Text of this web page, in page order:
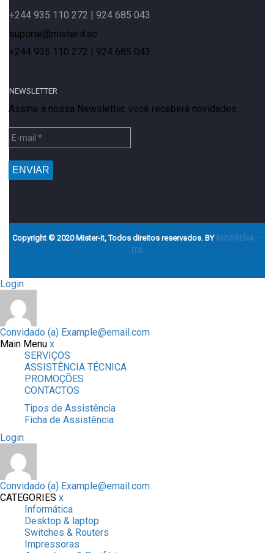
+244 935 110 272 | 924 685 043
suporte@mister.it.ao
+244 935 110 272 | 924 685 043
NEWSLETTER
Assine a nossa Newsletter, você receberá novidades.
Copyright © 2020 Mister-it, Todos direitos reservados. BY INOARENA –
ITS
Login
Convidado (a) Example@email.com
Main Menu x
SERVIÇOS
ASSISTÊNCIA TÉCNICA
PROMOÇÕES
CONTACTOS
Tipos de Assistência
Ficha de Assistência
Login
Convidado (a) Example@email.com
CATEGORIES x
Informática
Desktop & laptop
Switches & Routers
Impressoras